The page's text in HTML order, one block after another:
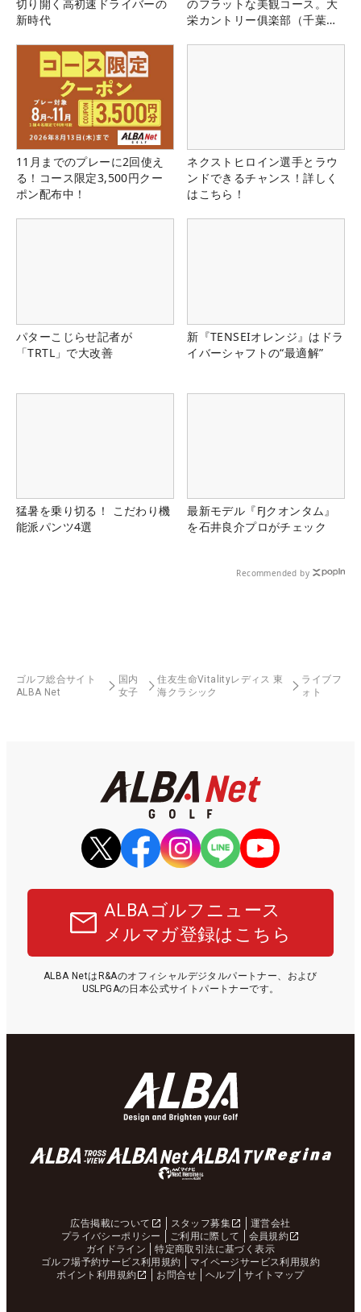
切り開く高初速ドライバーの
新時代
のフラットな美観コース。大
栄カントリー俱楽部（千葉
11月までのプレーに2回使え
る！コース限定3,500円クー
ポン配布中！
ネクストヒロイン選手とラウ
ンドできるチャンス！詳しく
はこちら！
パターこじらせ記者が
「TRTL」で大改善
新『TENSEIオレンジ』はドラ
イバーシャフトの“最適解”
猛暑を乗り切る！ こだわり機
能派パンツ4選
最新モデル『FJクオンタム』
を石井良介プロがチェック
Recommended by
ゴルフ総合サイト
ALBA Net
国内
女子
住友生命Vitalityレディス 東
海クラシック
ライブフ
ォト
ALBAゴルフニュース
メルマガ登録はこちら
ALBA NetはR&Aのオフィシャルデジタルパートナー、および
USLPGAの日本公式サイトパートナーです。
広告掲載について スタッフ募集
運営会社
プライバシーポリシー
ご利用に際して
会員規約
ガイドライン
特定商取引法に基づく表示
ゴルフ場予約サービス利用規約
マイページサービス利用規約
ポイント利用規約
お問合せ ヘルプ サイトマップ